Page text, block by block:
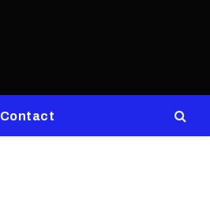
Contact